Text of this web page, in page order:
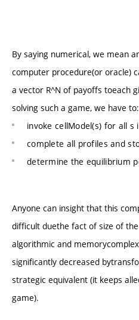
By saying numerical, we mean
computer procedure(or oracle)
a vector R^N of payoffs toeach
solving such a game, we have to:
invoke cellModel(s) for all s
complete all profiles and
determine the equilibrium
Anyone can insight that this
difficult duethe fact of size of
algorithmic and
significantly decreased
strategic equivalent (it keeps
game).